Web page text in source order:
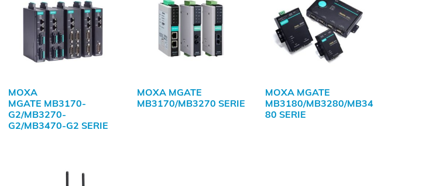
MOXA
MGATE MB3170-
G2/MB3270-
G2/MB3470-G2 SERIE
MOXA MGATE
MB3170/MB3270 SERIE
MOXA MGATE
MB3180/MB3280/MB34
80 SERIE